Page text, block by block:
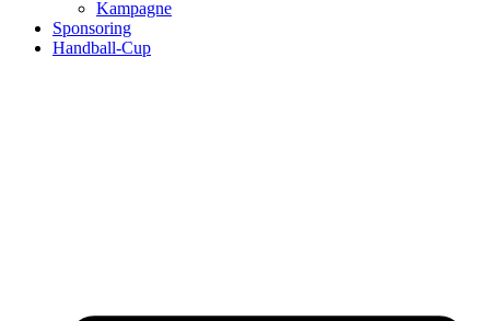
Kampagne
Sponsoring
Handball-Cup